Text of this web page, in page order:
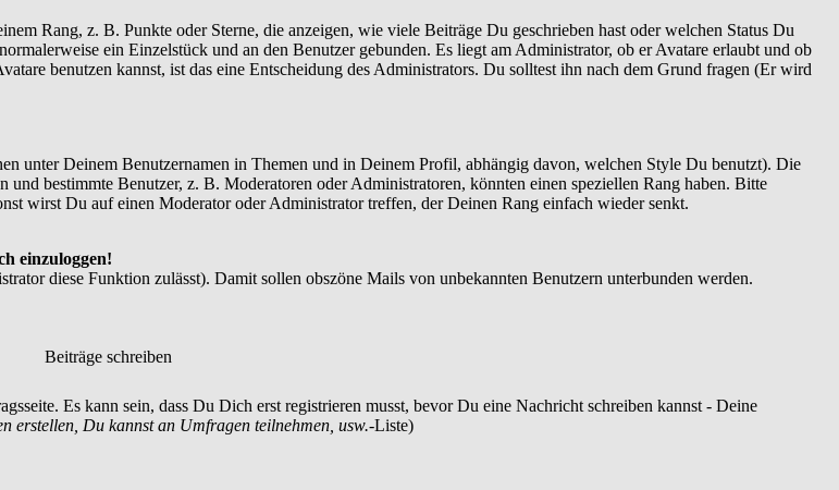
Rang, z. B. Punkte oder Sterne, die anzeigen, wie viele Beiträge Du geschrieben hast oder welchen Status Du
ein Einzelstück und an den Benutzer gebunden. Es liegt am Administrator, ob er Avatare erlaubt und ob
benutzen kannst, ist das eine Entscheidung des Administrators. Du solltest ihn nach dem Grund fragen (Er wird
unter Deinem Benutzernamen in Themen und in Deinem Profil, abhängig davon, welchen Style Du benutzt). Die
bestimmte Benutzer, z. B. Moderatoren oder Administratoren, könnten einen speziellen Rang haben. Bitte
wirst Du auf einen Moderator oder Administrator treffen, der Deinen Rang einfach wieder senkt.
einzuloggen!
diese Funktion zulässt). Damit sollen obszöne Mails von unbekannten Benutzern unterbunden werden.
Beiträge schreiben
Es kann sein, dass Du Dich erst registrieren musst, bevor Du eine Nachricht schreiben kannst - Deine
erstellen, Du kannst an Umfragen teilnehmen, usw.-Liste)